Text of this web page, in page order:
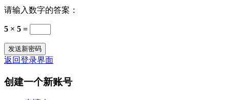
请输入数字的答案：
5 × 5 =
返回登录界面
创建一个新账号